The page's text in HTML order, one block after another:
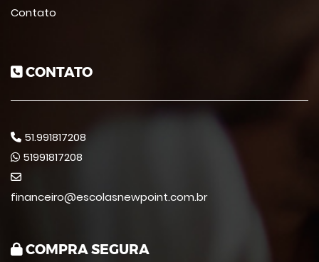
Contato
CONTATO
51.991817208
51991817208
financeiro@escolasnewpoint.com.br
COMPRA SEGURA